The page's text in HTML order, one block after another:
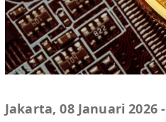
Jakarta, 08 Januari 2026 -